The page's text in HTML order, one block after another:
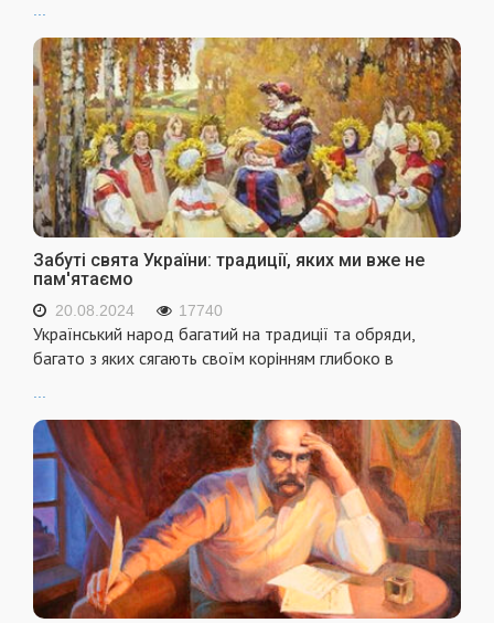
...
Забуті свята України: традиції, яких ми вже не
пам'ятаємо
20.08.2024 17740
Український народ багатий на традиції та обряди,
багато з яких сягають своїм корінням глибоко в